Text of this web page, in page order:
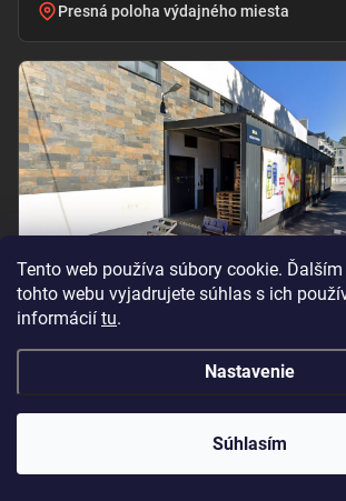
Tento web používa súbory cookie.
tohto webu vyjadrujete súhlas s ich
informácií tu.
Nastavenie
Súhlasím
Presná poloha výdajného miesta
Oramat . Všetky práva